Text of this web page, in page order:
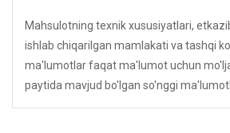
Mahsulotning texnik xususiyatlari,
ishlab chiqarilgan mamlakati va tashqi
ma'lumotlar faqat ma'lumot uchun
paytida mavjud bo'lgan so'nggi